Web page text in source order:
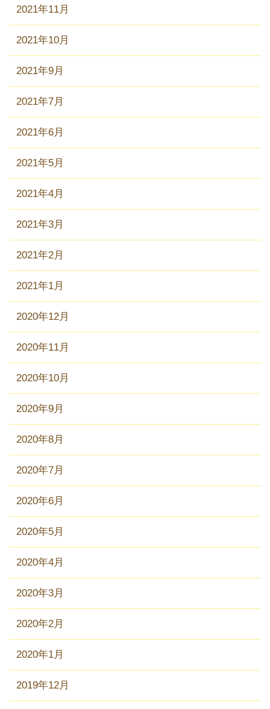
2021年11月
2021年10月
2021年9月
2021年7月
2021年6月
2021年5月
2021年4月
2021年3月
2021年2月
2021年1月
2020年12月
2020年11月
2020年10月
2020年9月
2020年8月
2020年7月
2020年6月
2020年5月
2020年4月
2020年3月
2020年2月
2020年1月
2019年12月